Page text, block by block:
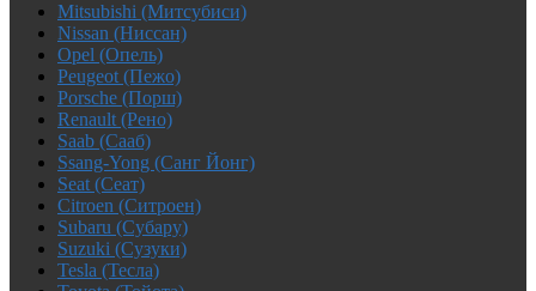
Mitsubishi (Митсубиси)
Nissan (Ниссан)
Opel (Опель)
Peugeot (Пежо)
Porsche (Порш)
Renault (Рено)
Saab (Сааб)
Ssang-Yong (Санг Йонг)
Seat (Сеат)
Citroen (Ситроен)
Subaru (Субару)
Suzuki (Сузуки)
Tesla (Тесла)